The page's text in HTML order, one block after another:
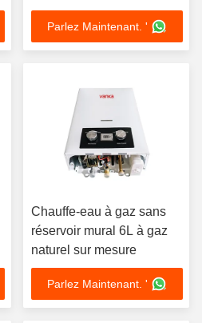
Installation facile Pas de
tuyau sans flexion
Conception pour la
et utilisation commerciale
Parlez Maintenant. '
Chauffe-eau à gaz sans
réservoir mural 6L à gaz
naturel sur mesure
Parlez Maintenant. '